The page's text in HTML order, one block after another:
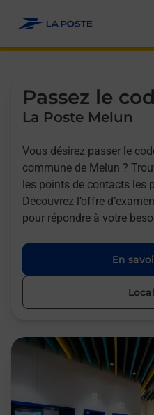
Passez le
La Poste Melun
Vous désirez passer le
commune de Melun ?
les points de contacts les
Découvrez l’offre
pour répondre à votre
En